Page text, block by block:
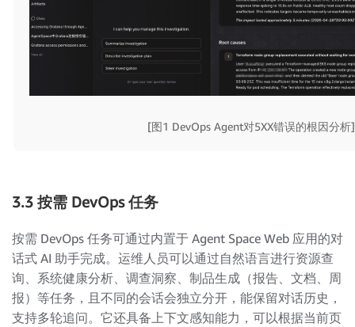
[图1 DevOps Agent对5XX错误的根因分析]
3.3 按需 DevOps 任务
按需 DevOps 任务可通过内置于 Agent Space Web 应用的对
话式 AI 助手完成。运维人员可以通过自然语言进行资源查
询、系统健康分析、调查洞察、制品生成（报告、文档、周
报）等任务，且不同的会话会独立分开，能保留对话历史，
支持多轮追问。它还具备上下文感知能力，可以根据当前页